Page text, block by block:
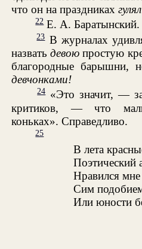
что он на праздникахгулял
22Е. А. Баратынский.
23В журналах
назватьдевою простую
благородные барышни,
девчонками!
24«Это значит, —
критиков, — что
коньках». Справедливо.
25
В лета
Поэтический
Нравился
Сим
Или юности